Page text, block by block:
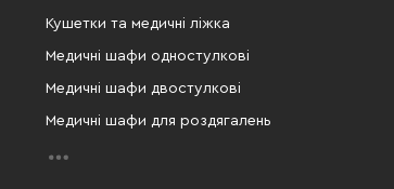
Кушетки та медичні ліжка
Медичні шафи одностулкові
Медичні шафи двостулкові
Медичні шафи для роздягалень